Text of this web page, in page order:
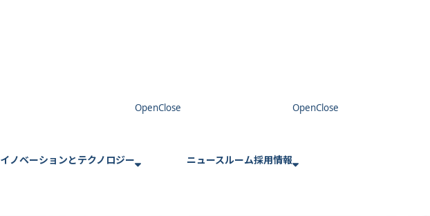
イノベーションとテクノロジー ニュースルーム採用情報